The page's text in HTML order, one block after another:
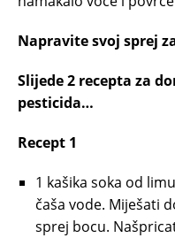
Napravite svoj sprej
Slijede 2 recepta za
pesticida…
Recept 1
1 kašika soka od
čaša vode. Miješati
sprej bocu.